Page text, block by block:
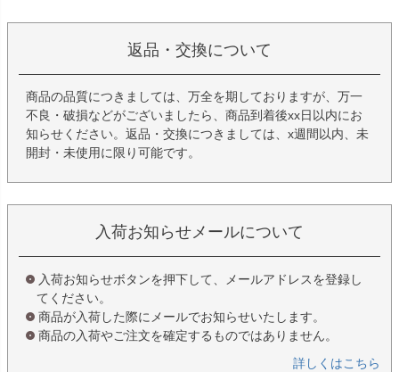
返品・交換について
商品の品質につきましては、万全を期しておりますが、万一
不良・破損などがございましたら、商品到着後xx日以内にお
知らせください。返品・交換につきましては、x週間以内、未
開封・未使用に限り可能です。
入荷お知らせメールについて
入荷お知らせボタンを押下して、メールアドレスを登録し
てください。
商品が入荷した際にメールでお知らせいたします。
商品の入荷やご注文を確定するものではありません。
詳しくはこちら